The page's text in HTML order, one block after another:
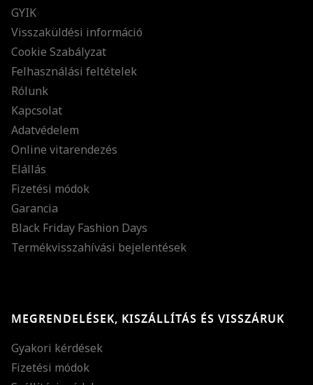
GYIK
Visszaküldési információ
Cookie Szabályzat
Felhasználási feltételek
Rólunk
Kapcsolat
Adatvédelem
Online vitarendezés
Elállás
Fizetési módok
Garancia
Black Friday Fashion Days
Termékvisszahívási bejelentések
MEGRENDELÉSEK, KISZÁLLÍTÁS ÉS VISSZÁRUK
Gyakori kérdések
Fizetési módok